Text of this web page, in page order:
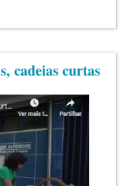
cadeias curtas